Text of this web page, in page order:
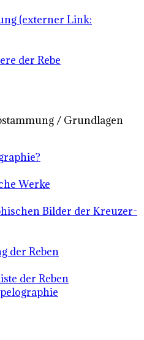
(externer Link:
der Rebe
/ Grundlagen
Werke
Bilder der Kreuzer-
der Reben
der Reben